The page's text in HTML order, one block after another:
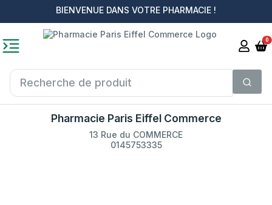
BIENVENUE DANS VOTRE PHARMACIE !
0
Pharmacie Paris Eiffel Commerce
13 Rue du COMMERCE
0145753335